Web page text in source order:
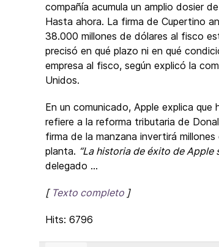
compañía acumula un amplio dosier
Hasta ahora. La firma de Cupertino
38.000 millones de dólares al fisco
precisó en qué plazo ni en qué
empresa al fisco, según explicó la
Unidos.
En un comunicado, Apple explica
refiere a la reforma tributaria de
firma de la manzana invertirá
planta. “La historia de éxito de
delegado ...
[ Texto completo ]
Hits: 6796